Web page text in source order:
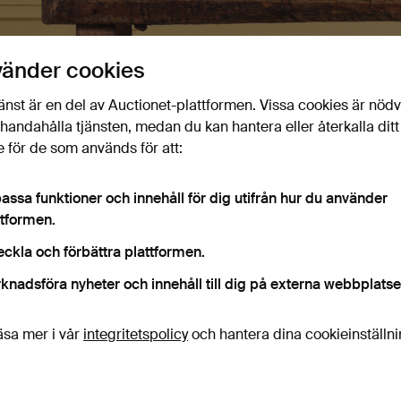
12 jun 2026· Karlstad Hammarö Auktionsverk
till Vårens Kvalitet 2026 hos Karlstad Hammarö
absolut huvudnummer är ett cigarettetui i 14 K guld,
av Augustin Bourdillon, urmakare i Stockholm 1761-
och bland de mekaniska
Wardle samt mer moderna alster av bland andra
cookies
är en del av Auctionet-plattformen. Vissa cookies är
tjänsten, medan du kan hantera eller återkalla ditt
för de som används för att:
funktioner och innehåll för dig utifrån hur du använder
och förbättra plattformen.
nyheter och innehåll till dig på externa
mer i vår integritetspolicyoch hantera dina